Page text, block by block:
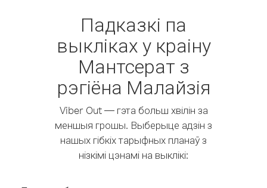
Падказкі па
выкліках у краіну
Мантсерат з
рэгіёна Малайзія
Viber Out — гэта больш хвілін за
меншыя грошы. Выберыце адзін з
нашых гібкіх тарыфных планаў з
нізкімі цэнамі на выклікі: